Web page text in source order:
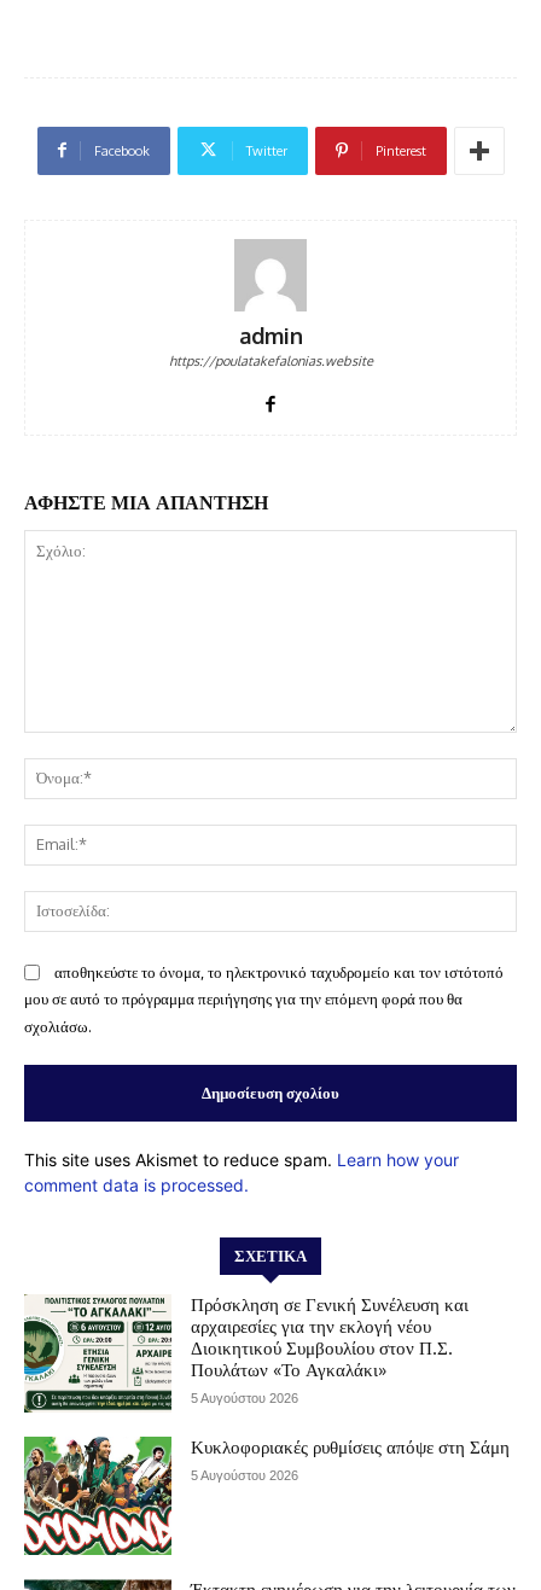
Facebook Twitter Pinterest
admin
https://poulatakefalonias.website
ΑΦΗΣΤΕ ΜΙΑ ΑΠΑΝΤΗΣΗ
αποθηκεύστε το όνομα, το ηλεκτρονικό ταχυδρομείο και τον ιστότοπό
μου σε αυτό το πρόγραμμα περιήγησης για την επόμενη φορά που θα
σχολιάσω.
This site uses Akismet to reduce spam. Learn how your
comment data is processed.
ΣΧΕΤΙΚΆ
Πρόσκληση σε Γενική Συνέλευση και
αρχαιρεσίες για την εκλογή νέου
Διοικητικού Συμβουλίου στον Π.Σ.
Πουλάτων «Το Αγκαλάκι»
5 Αυγούστου 2026
Κυκλοφοριακές ρυθμίσεις απόψε στη Σάμη
5 Αυγούστου 2026